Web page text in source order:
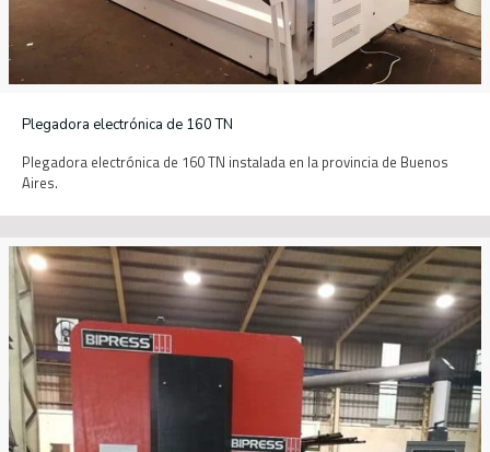
Plegadora electrónica de 160 TN
Plegadora electrónica de 160 TN instalada en la provincia de Buenos
Aires.